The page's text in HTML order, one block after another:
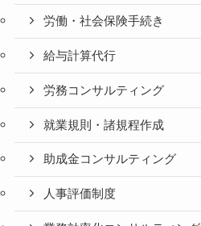
労働・社会保険手続き
給与計算代行
労務コンサルティング
就業規則・諸規程作成
助成金コンサルティング
人事評価制度